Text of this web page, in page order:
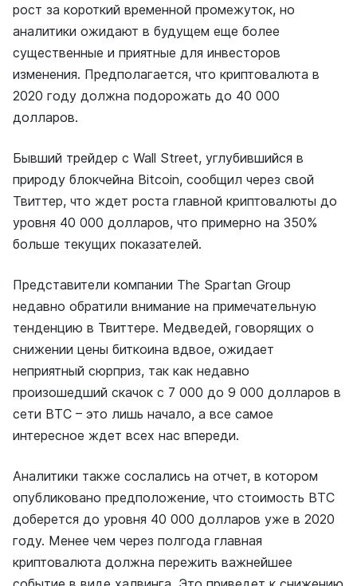
рост за короткий временной промежуток, но
аналитики ожидают в будущем еще более
существенные и приятные для инвесторов
изменения. Предполагается, что криптовалюта в
2020 году должна подорожать до 40 000
долларов.
Бывший трейдер с Wall Street, углубившийся в
природу блокчейна Bitcoin, сообщил через свой
Твиттер, что ждет роста главной криптовалюты до
уровня 40 000 долларов, что примерно на 350%
больше текущих показателей.
Представители компании The Spartan Group
недавно обратили внимание на примечательную
тенденцию в Твиттере. Медведей, говорящих о
снижении цены биткоина вдвое, ожидает
неприятный сюрприз, так как недавно
произошедший скачок с 7 000 до 9 000 долларов в
сети BTC – это лишь начало, а все самое
интересное ждет всех нас впереди.
Аналитики также сослались на отчет, в котором
опубликовано предположение, что стоимость BTC
доберется до уровня 40 000 долларов уже в 2020
году. Менее чем через полгода главная
криптовалюта должна пережить важнейшее